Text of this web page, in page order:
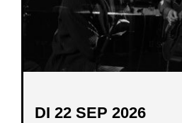
DI 22 SEP 2026